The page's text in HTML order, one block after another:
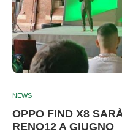
NEWS
OPPO FIND X8
RENO12 A GIUGNO